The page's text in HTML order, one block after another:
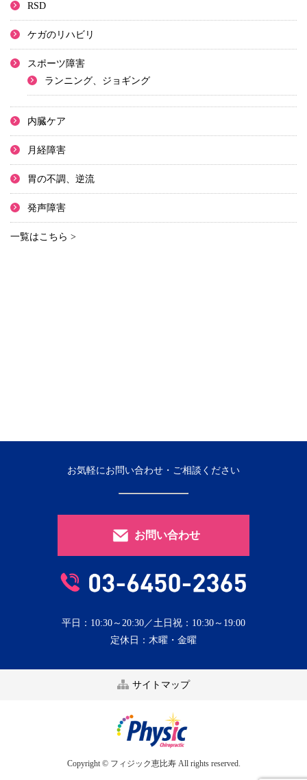
RSD
ケガのリハビリ
スポーツ障害
ランニング、ジョギング
内臓ケア
月経障害
胃の不調、逆流
発声障害
一覧はこちら >
お気軽にお問い合わせ・ご相談ください
お問い合わせ
平日：10:30～20:30／土日祝：10:30～19:00
定休日：木曜・金曜
サイトマップ
Copyright © フィジック恵比寿 All rights reserved.